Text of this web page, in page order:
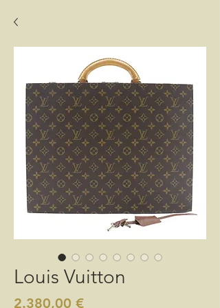
Louis Vuitton
2.380,00 €Preis